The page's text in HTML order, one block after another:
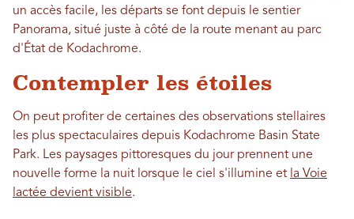
un accès facile, les départs se font depuis le sentier
Panorama, situé juste à côté de la route menant au parc
d'État de Kodachrome.
Contempler les étoiles
On peut profiter de certaines des observations stellaires
les plus spectaculaires depuis Kodachrome Basin State
Park. Les paysages pittoresques du jour prennent une
nouvelle forme la nuit lorsque le ciel s'illumine et la Voie
lactée devient visible.